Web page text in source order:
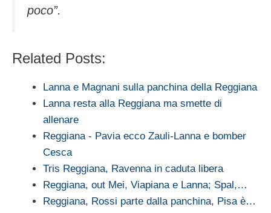
poco”.
Related Posts:
Lanna e Magnani sulla panchina della Reggiana
Lanna resta alla Reggiana ma smette di
allenare
Reggiana - Pavia ecco Zauli-Lanna e bomber
Cesca
Tris Reggiana, Ravenna in caduta libera
Reggiana, out Mei, Viapiana e Lanna; Spal,…
Reggiana, Rossi parte dalla panchina, Pisa è…